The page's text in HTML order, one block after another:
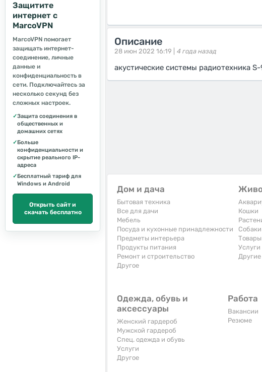
Защитите
интернет с
MarcoVPN
MarcoVPN помогает
защищать интернет-
соединение, личные
данные и
конфиденциальность в
сети. Подключайтесь за
несколько секунд без
сложных настроек.
✓Защита соединения в
общественных и
домашних сетях
✓Больше
конфиденциальности и
скрытие реального IP-
адреса
✓Бесплатный тариф для
Windows и Android
Открыть сайт и
скачать бесплатно
Описание
28 июн 2022 16:19 | 4 года назад
акустические системы радиотехника
Дом и дача
Бытовая техника
Все для дачи
Мебель
Посуда и кухонные принадлежности
Предметы интерьера
Продукты питания
Ремонт и строительство
Другое
Кошки
Собаки
Услуги
Одежда, обувь и
аксессуары
Женский гардероб
Мужской гардероб
Спец. одежда и обувь
Услуги
Другое
Работа
Вакансии
Резюме